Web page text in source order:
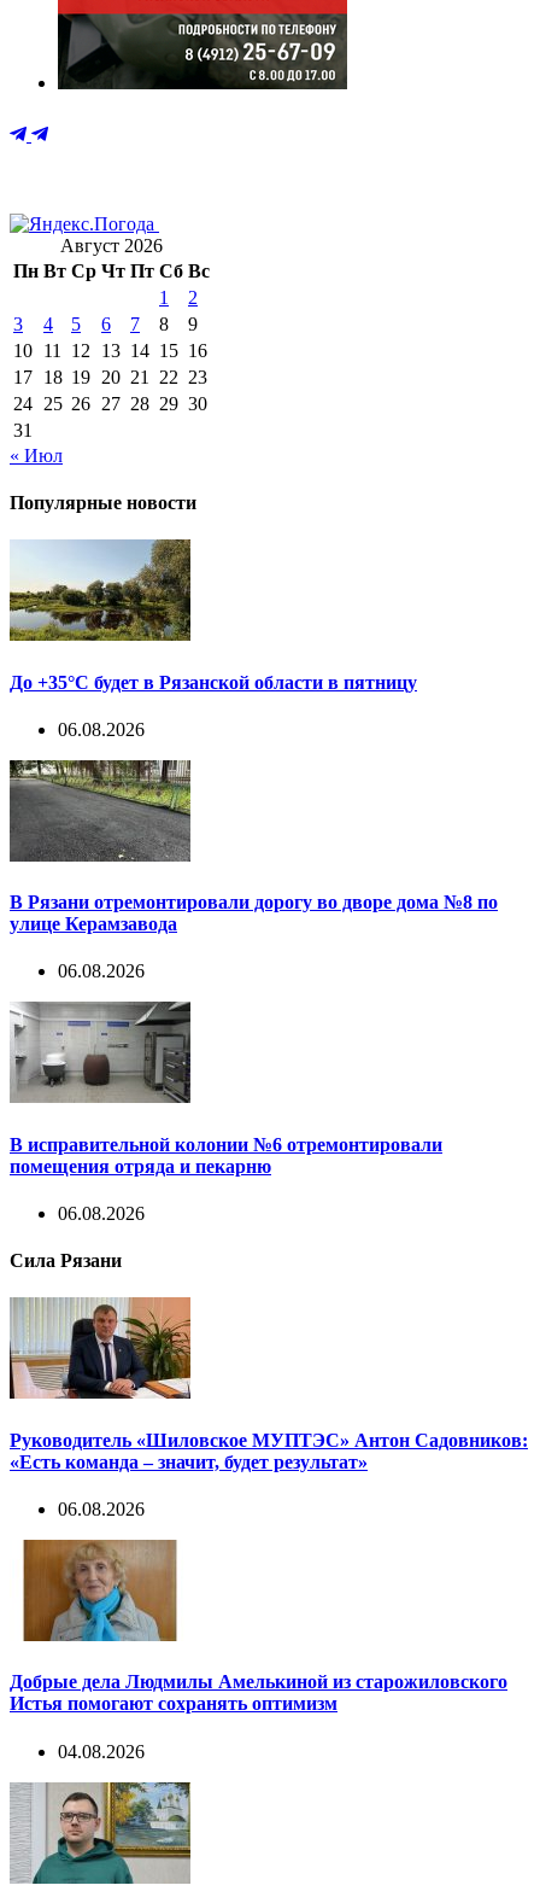
Август 2026
Пн Вт Ср Чт Пт Сб Вс
1
2
3
4 5 6 7 8
9
10 11 12 13 14 15 16
17 18 19 20 21 22 23
24 25 26 27 28 29 30
31
« Июл
Популярные новости
До +35°С будет в Рязанской области в пятницу
06.08.2026
В Рязани отремонтировали дорогу во дворе дома №8 по
улице Керамзавода
06.08.2026
В исправительной колонии №6 отремонтировали
помещения отряда и пекарню
06.08.2026
Сила Рязани
Руководитель «Шиловское МУПТЭС» Антон Садовников:
«Есть команда – значит, будет результат»
06.08.2026
Добрые дела Людмилы Амелькиной из старожиловского
Истья помогают сохранять оптимизм
04.08.2026